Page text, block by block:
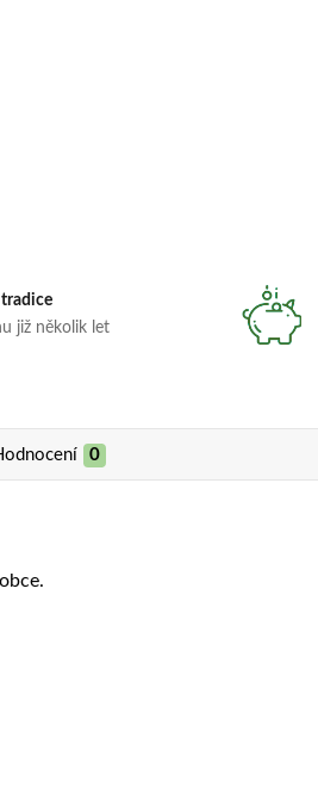
již několik let
0